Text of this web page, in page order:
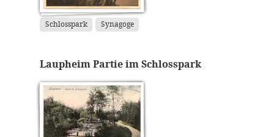
Schlosspark Synagoge
Laupheim Partie im Schlosspark